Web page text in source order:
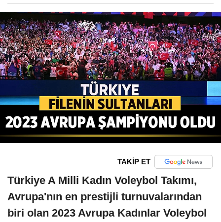
TAKİP ET
Türkiye A Milli Kadın Voleybol Takımı,
Avrupa'nın en prestijli turnuvalarından
biri olan 2023 Avrupa Kadınlar Voleybol